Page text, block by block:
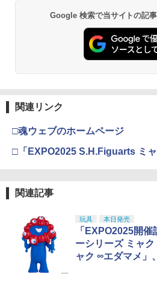
Google 検索で当サイトの記
関連リンク
□魂ウェブのホームページ
□「EXPO2025 S.H.Figuarts ミ
関連記事
玩具 本日発売
「EXPO2025開
ーシリーズ ミャ
ャク ∞エダマメ」